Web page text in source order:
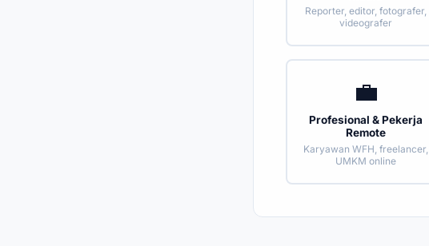
Reporter, editor, fotografer,
videografer
💼
Profesional & Pekerja
Remote
Karyawan WFH, freelancer,
UMKM online